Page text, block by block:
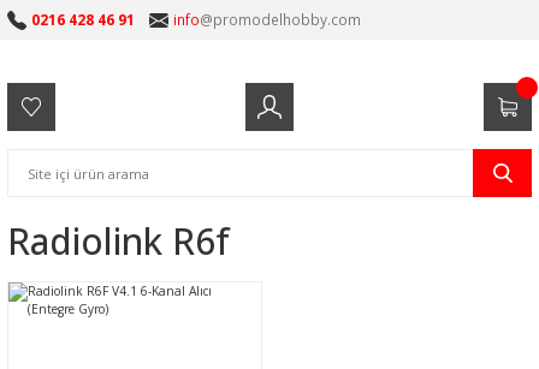
0216 428 46 91 info@promodelhobby.com
Radiolink R6f